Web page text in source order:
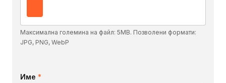
Максимална големина на файл: 5MB. Позволени формати:
JPG, PNG, WebP
Име *